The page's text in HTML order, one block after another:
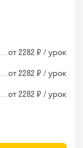
от 2282 ₽ / урок
от 2282 ₽ / урок
от 2282 ₽ / урок